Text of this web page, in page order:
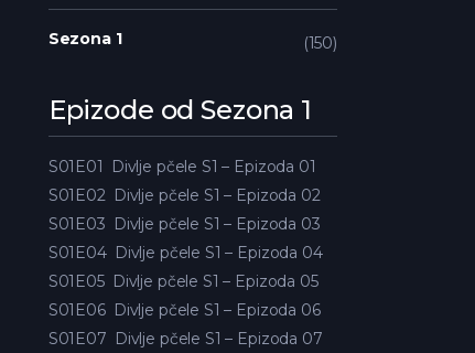
Sezona 1 150
Epizode od Sezona 1
S01E01
Divlje pčele S1 – Epizoda 01
S01E02 Divlje pčele S1 – Epizoda 02
S01E03 Divlje pčele S1 – Epizoda 03
S01E04 Divlje pčele S1 – Epizoda 04
S01E05 Divlje pčele S1 – Epizoda 05
S01E06 Divlje pčele S1 – Epizoda 06
S01E07 Divlje pčele S1 – Epizoda 07